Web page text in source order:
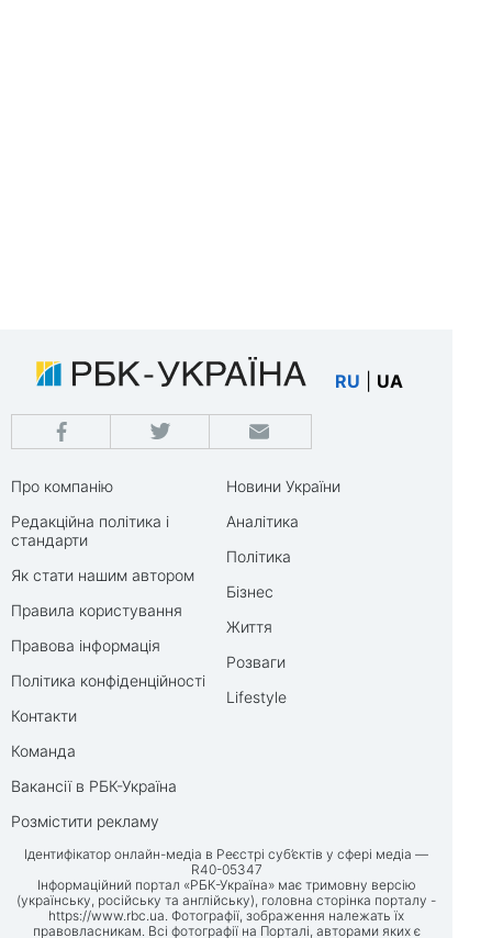
RU UA
Про компанію
Редакційна політика і
стандарти
Як стати нашим автором
Правила користування
Правова інформація
Політика конфіденційності
Контакти
Команда
Вакансії в РБК-Україна
Розмістити рекламу
Новини України
Аналітика
Політика
Бізнес
Життя
Розваги
Lifestyle
Ідентифікатор онлайн-медіа в Реєстрі суб’єктів у сфері медіа —
R40-05347
Інформаційний портал «РБК-Україна» має тримовну версію
(українську, російську та англійську), головна сторінка порталу -
https://www.rbc.ua. Фотографії, зображення належать їх
правовласникам. Всі фотографії на Порталі, авторами яких є